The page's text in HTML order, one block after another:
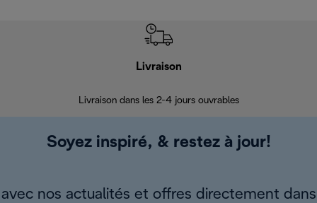
Livraison
Livraison dans les 2-4 jours ouvrables
Soyez inspiré, & restez à jour!
avec nos actualités et offres directement dans